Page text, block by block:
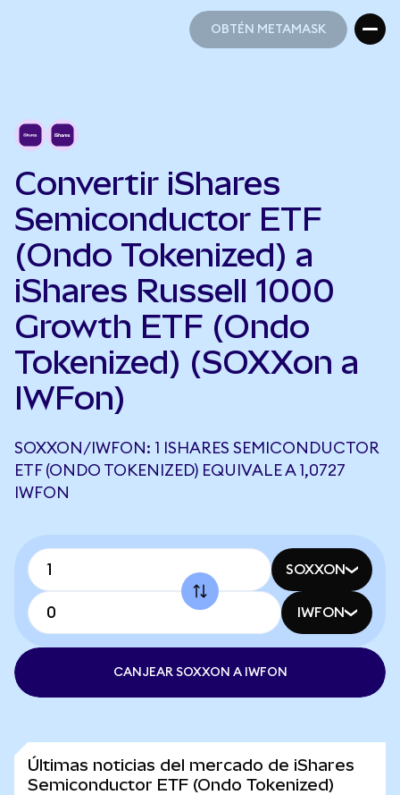
OBTÉN METAMASK
Convertir iShares
Semiconductor ETF
(Ondo Tokenized) a
iShares Russell 1000
Growth ETF (Ondo
Tokenized) (SOXXon a
IWFon)
SOXXON/IWFON: 1 ISHARES SEMICONDUCTOR
ETF (ONDO TOKENIZED) EQUIVALE A 1,0727
IWFON
SOXXON
IWFON
CANJEAR SOXXON A IWFON
Últimas noticias del mercado de iShares
Semiconductor ETF (Ondo Tokenized)